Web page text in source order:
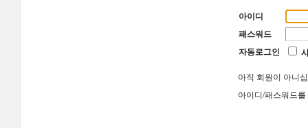
아이디
패스워드
자동로그인
아직 회원이 아니
아이디/패스워드